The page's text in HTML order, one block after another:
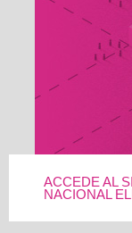
ACCEDE AL
NACIONAL